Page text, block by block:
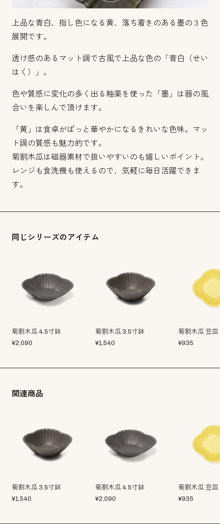
上品な青白、指し色になる黄、落ち着きのある墨の３色
展開です。
透け感のあるマット調で古風で上品な色の「青白（せい
はく）」。
色や質感に変化の多く出る釉薬を使った「墨」は器の風
合いを楽しんで頂けます。
「黄」は食卓がぱっと華やかになるきれいな色味。マッ
ト調の質感も魅力的です。
菊割木瓜は磁器素材で扱いやすいのも嬉しいポイント。
レンジも食洗機も使えるので、気軽に毎日活躍できま
す。
同じシリーズのアイテム
菊割木瓜 4.5寸鉢
¥2,090
菊割木瓜 3.5寸鉢
¥1,540
菊割木瓜 豆皿
¥935
関連商品
菊割木瓜 3.5寸鉢
¥1,540
菊割木瓜 4.5寸鉢
¥2,090
菊割木瓜 豆皿
¥935